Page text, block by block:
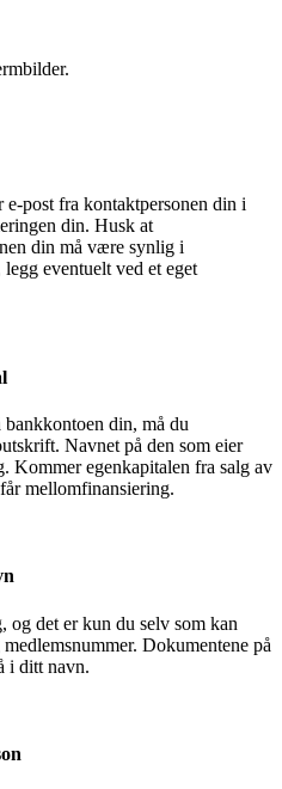
post fra kontaktpersonen din i
din. Husk at
din må være synlig i
eventuelt ved et eget
bankkontoen din, må du
Navnet på den som eier
Kommer egenkapitalen fra salg av
mellomfinansiering.
og det er kun du selv som kan
Dokumentene på
i ditt navn.